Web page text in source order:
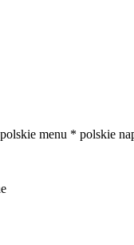
polskie menu * polskie